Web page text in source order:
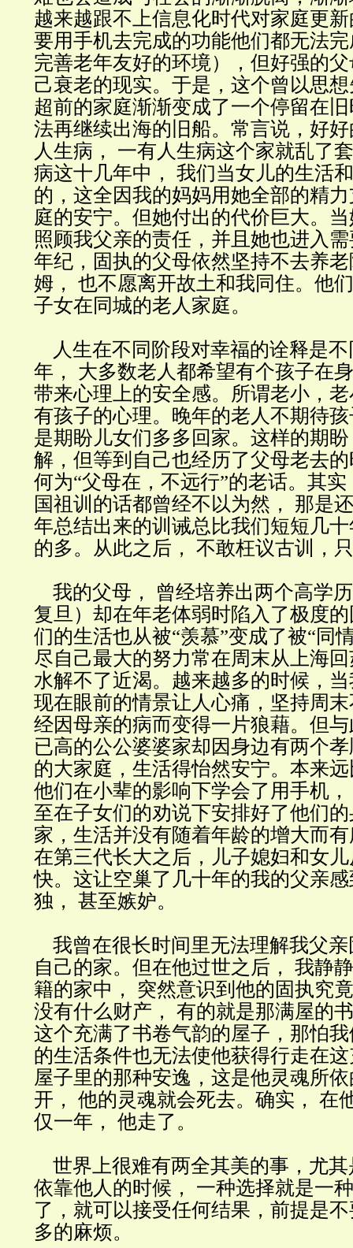
越来越跟不上信息化时代对家庭更
要用手机去完成的功能他们都无法
完善老年友好的环境），但好强的
己衰老的现实。于是，这个曾以思
超前的家庭渐渐变成了一个停留在
法再继续出海的旧船。常言说，好
人生病， 一有人生病这个家就乱了
病这十几年中， 我们当女儿的生活
的，这全因我的妈妈用她全部的精
庭的安宁。但她付出的代价巨大。
照顾我父亲的责任，并且她也进入
年纪，固执的父母依然坚持不去养
姆， 也不愿离开故土和我同住。他
子女在同城的老人家庭。
人生在不同阶段对幸福的诠释是不
年， 大多数老人都希望有个孩子在
带来心理上的安全感。所谓老小，
有孩子的心理。晚年的老人不期待
是期盼儿女们多多回家。这样的期
解，但等到自己也经历了父母老去
何为“父母在，不远行”的老话。其
国祖训的话都曾经不以为然， 那是
年总结出来的训诫总比我们短短几
的多。从此之后， 不敢枉议古训，
我的父母， 曾经培养出两个高学
复旦）却在年老体弱时陷入了极度
们的生活也从被“羡慕”变成了被“同
尽自己最大的努力常在周末从上海
水解不了近渴。越来越多的时候，
现在眼前的情景让人心痛，坚持周
经因母亲的病而变得一片狼藉。但
已高的公公婆婆家却因身边有两个
的大家庭，生活得怡然安宁。本来
他们在小辈的影响下学会了用手机
至在子女们的劝说下安排好了他们
家，生活并没有随着年龄的增大而
在第三代长大之后，儿子媳妇和女
快。这让空巢了几十年的我的父亲
独， 甚至嫉妒。
我曾在很长时间里无法理解我父亲
自己的家。但在他过世之后， 我静
籍的家中， 突然意识到他的固执究
没有什么财产， 有的就是那满屋的
这个充满了书卷气韵的屋子，那怕
的生活条件也无法使他获得行走在
屋子里的那种安逸，这是他灵魂所
开， 他的灵魂就会死去。确实， 在
仅一年， 他走了。
世界上很难有两全其美的事，尤其
依靠他人的时候， 一种选择就是一
了，就可以接受任何结果，前提是
多的麻烦。